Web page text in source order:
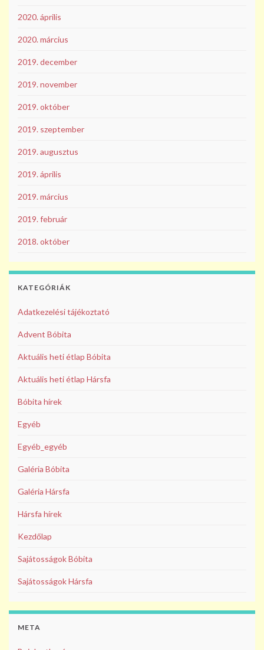
2020. április
2020. március
2019. december
2019. november
2019. október
2019. szeptember
2019. augusztus
2019. április
2019. március
2019. február
2018. október
KATEGÓRIÁK
Adatkezelési tájékoztató
Advent Bóbita
Aktuális heti étlap Bóbita
Aktuális heti étlap Hársfa
Bóbita hírek
Egyéb
Egyéb_egyéb
Galéria Bóbita
Galéria Hársfa
Hársfa hírek
Kezdőlap
Sajátosságok Bóbita
Sajátosságok Hársfa
META